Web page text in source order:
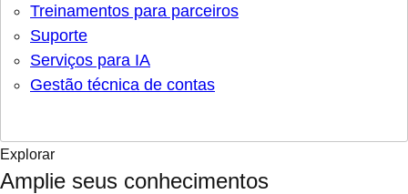
Treinamentos para parceiros
Suporte
Serviços para IA
Gestão técnica de contas
Explorar
Amplie seus conhecimentos